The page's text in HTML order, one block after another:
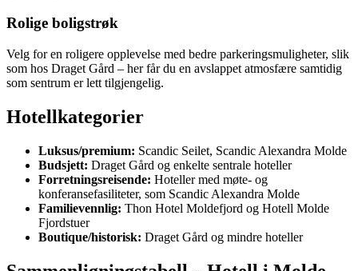
Rolige boligstrøk
Velg for en roligere opplevelse med bedre parkeringsmuligheter, slik
som hos Draget Gård – her får du en avslappet atmosfære samtidig
som sentrum er lett tilgjengelig.
Hotellkategorier
Luksus/premium: Scandic Seilet, Scandic Alexandra Molde
Budsjett: Draget Gård og enkelte sentrale hoteller
Forretningsreisende: Hoteller med møte- og
konferansefasiliteter, som Scandic Alexandra Molde
Familievennlig: Thon Hotel Moldefjord og Hotell Molde
Fjordstuer
Boutique/historisk: Draget Gård og mindre hoteller